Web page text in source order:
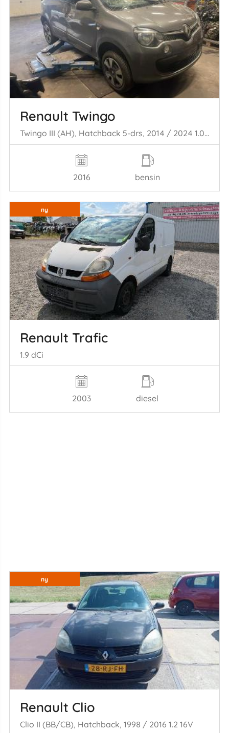
Renault Twingo
Twingo III (AH), Hatchback 5-drs, 2014 / 2024 1.0 SCe 70 12V
2016 bensin
ny
Renault Trafic
1.9 dCi
2003 diesel
ny
Renault Clio
Clio II (BB/CB), Hatchback, 1998 / 2016 1.2 16V